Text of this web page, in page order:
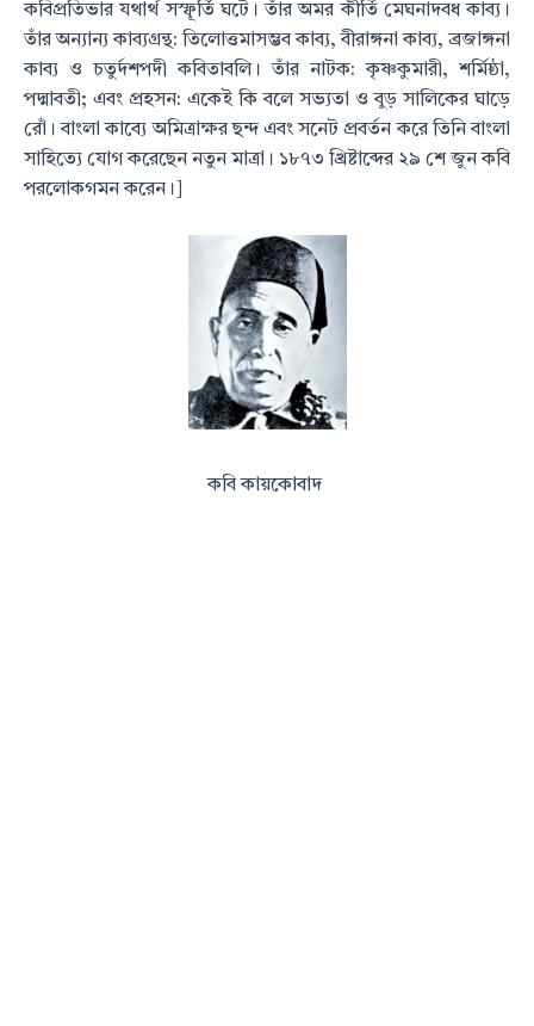
কবিপ্রতিভার যথার্থ সস্ফূর্তি ঘটে। তাঁর অমর কীর্তি মেঘনাদবধ কাব্য।
তাঁর অন্যান্য কাব্যগ্রন্থ: তিলোত্তমাসম্ভব কাব্য, বীরাঙ্গনা কাব্য, ব্রজাঙ্গনা
কাব্য ও চতুর্দশপদী কবিতাবলি। তাঁর নাটক: কৃষ্ণকুমারী, শর্মিষ্ঠা,
পদ্মাবতী; এবং প্রহসন: একেই কি বলে সভ্যতা ও বুড় সালিকের ঘাড়ে
রোঁ। বাংলা কাব্যে অমিত্রাক্ষর ছন্দ এবং সনেট প্রবর্তন করে তিনি বাংলা
সাহিত্যে যোগ করেছেন নতুন মাত্রা। ১৮৭৩ খ্রিষ্টাব্দের ২৯ শে জুন কবি
পরলোকগমন করেন।]
কবি কায়কোবাদ